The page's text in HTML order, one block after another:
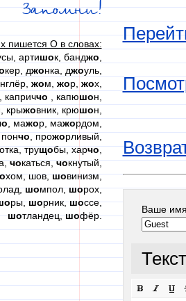
Запомни!
пишется О в словах:
артишок, банджо
кер, джонка, джоуль,
нглёр, жом, жор, жох,
каприччо , капюшон,
крыжовник, крюшон,
, мажор, мажордом,
чо, прожорливый,
трущобы, харчо,
чокаться,чокнутый,
хом, шов,шовинизм,
шомпол,шорох,
ры,шорник,шоссе,
шотландец,шофёр.
Ваше